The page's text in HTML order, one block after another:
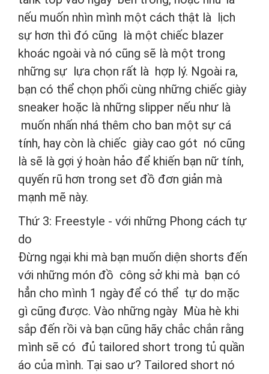
nếu muốn nhìn mình một cách thật là lịch
sự hơn thì đó cũng là một chiếc blazer
khoác ngoài và nó cũng sẽ là một trong
những sự lựa chọn rất là hợp lý. Ngoài ra,
bạn có thể chọn phối cùng những chiếc giày
sneaker hoặc là những slipper nếu như là
muốn nhấn nhá thêm cho ban một sự cá
tính, hay còn là chiếc giày cao gót nó cũng
là sẽ là gợi ý hoàn hảo để khiến bạn nữ tính,
quyến rũ hơn trong set đồ đơn giản mà
mạnh mẽ này.
Thứ 3: Freestyle - với những Phong cách tự
do
Đừng ngại khi mà bạn muốn diện shorts đến
với những món đồ công sở khi mà bạn có
hẳn cho mình 1 ngày để có thể tự do mặc
gì cũng được. Vào những ngày Mùa hè khi
sắp đến rồi và bạn cũng hãy chắc chắn rằng
mình sẽ có đủ tailored short trong tủ quần
áo của mình. Tại sao ư? Tailored short nó